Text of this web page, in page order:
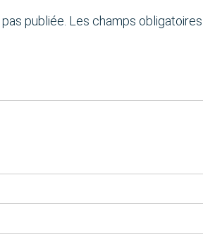
publiée. Les champs